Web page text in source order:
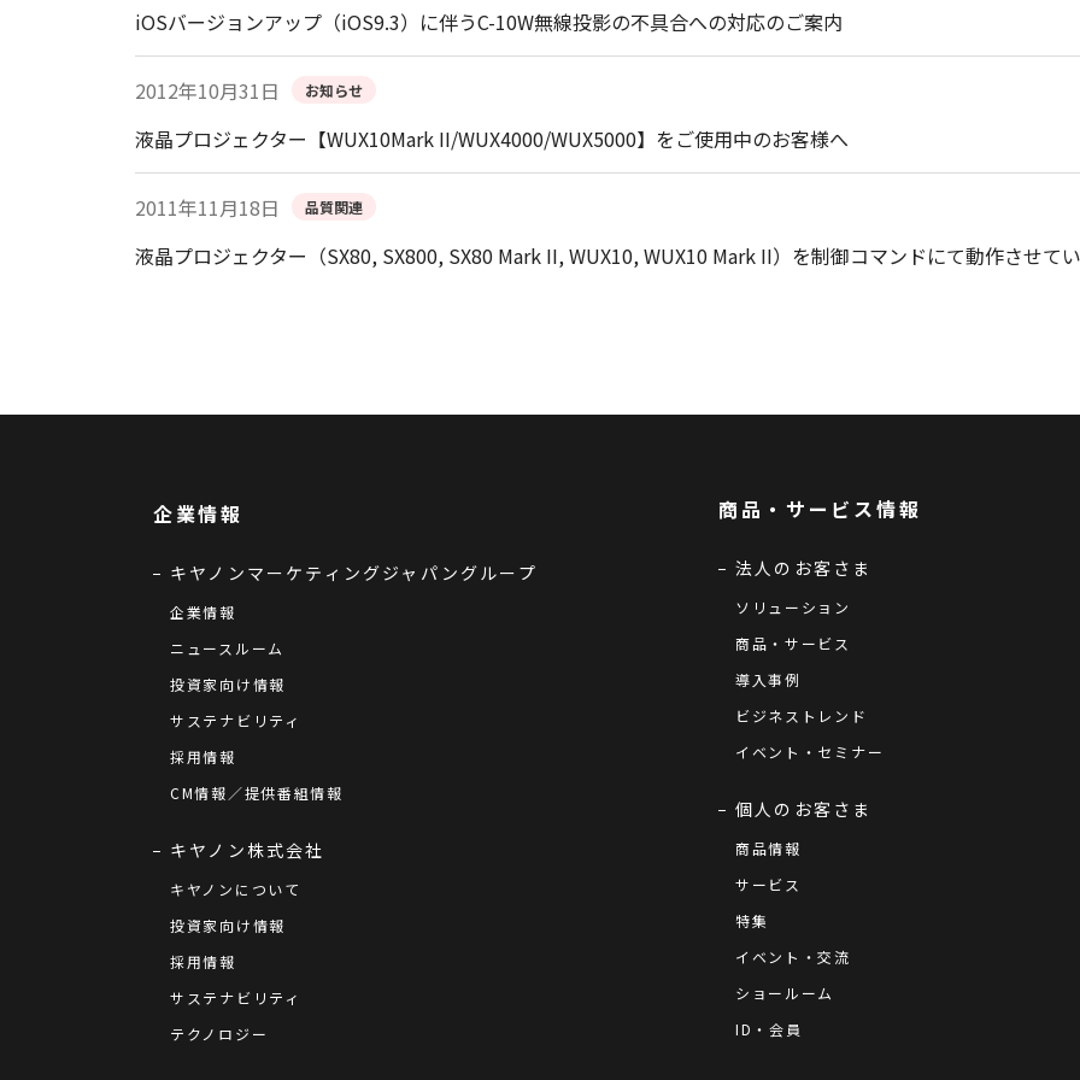
iOSバージョンアップ（iOS9.3）に伴うC-10W無線投影の不具合への対応のご案内
2012年10月31日 お知らせ
液晶プロジェクター【WUX10Mark II/WUX4000/WUX5000】をご使用中のお客様へ
2011年11月18日 品質関連
液晶プロジェクター（SX80, SX800, SX80 Mark II, WUX10, WUX10 Mark II）を制御コマンドにて動作させて
企業情報
キヤノンマーケティングジャパングループ
企業情報
ニュースルーム
投資家向け情報
サステナビリティ
採用情報
CM情報／提供番組情報
キヤノン株式会社
キヤノンについて
投資家向け情報
採用情報
サステナビリティ
テクノロジー
商品・サービス情報
法人のお客さま
ソリューション
商品・サービス
導入事例
ビジネストレンド
イベント・セミナー
個人のお客さま
商品情報
サービス
特集
イベント・交流
ショールーム
ID・会員